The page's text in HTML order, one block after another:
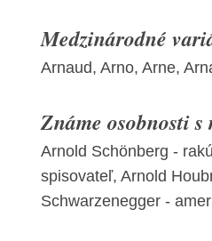
Medzinárodné
Arnaud, Arno, Arne,
Známe osobnosti
Arnold Schönberg -
spisovateľ, Arnold
Schwarzenegger -